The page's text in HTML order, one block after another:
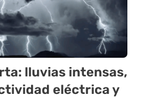
lluvias intensas,
eléctrica y